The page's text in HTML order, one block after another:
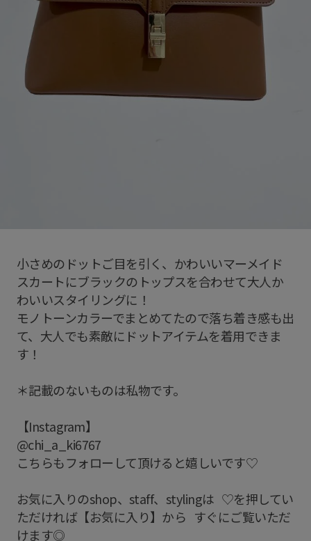
小さめのドットご目を引く、かわいいマーメイド
スカートにブラックのトップスを合わせて大人か
わいいスタイリングに！
モノトーンカラーでまとめてたので落ち着き感も出
て、大人でも素敵にドットアイテムを着用できま
す！
＊記載のないものは私物です。
【Instagram】
@chi_a_ki6767
こちらもフォローして頂けると嬉しいです♡
お気に入りのshop、staff、stylingは ♡を押してい
ただければ【お気に入り】から すぐにご覧いただ
けます◎